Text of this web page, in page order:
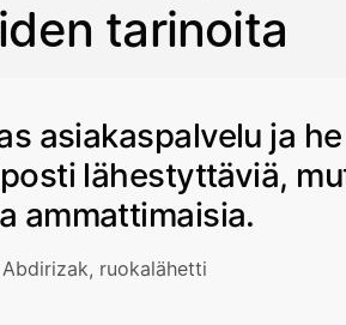
tarinoita
asiakaspalvelu ja
lähestyttäviä,
ammattimaisia.
ruokalähetti